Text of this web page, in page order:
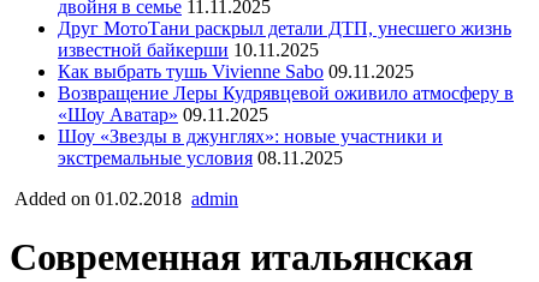
двойня в семье 11.11.2025
Друг МотоТани раскрыл детали ДТП, унесшего жизнь
известной байкерши 10.11.2025
Как выбрать тушь Vivienne Sabo 09.11.2025
Возвращение Леры Кудрявцевой оживило атмосферу в
«Шоу Аватар» 09.11.2025
Шоу «Звезды в джунглях»: новые участники и
экстремальные условия 08.11.2025
Added on 01.02.2018 admin
Современная итальянская